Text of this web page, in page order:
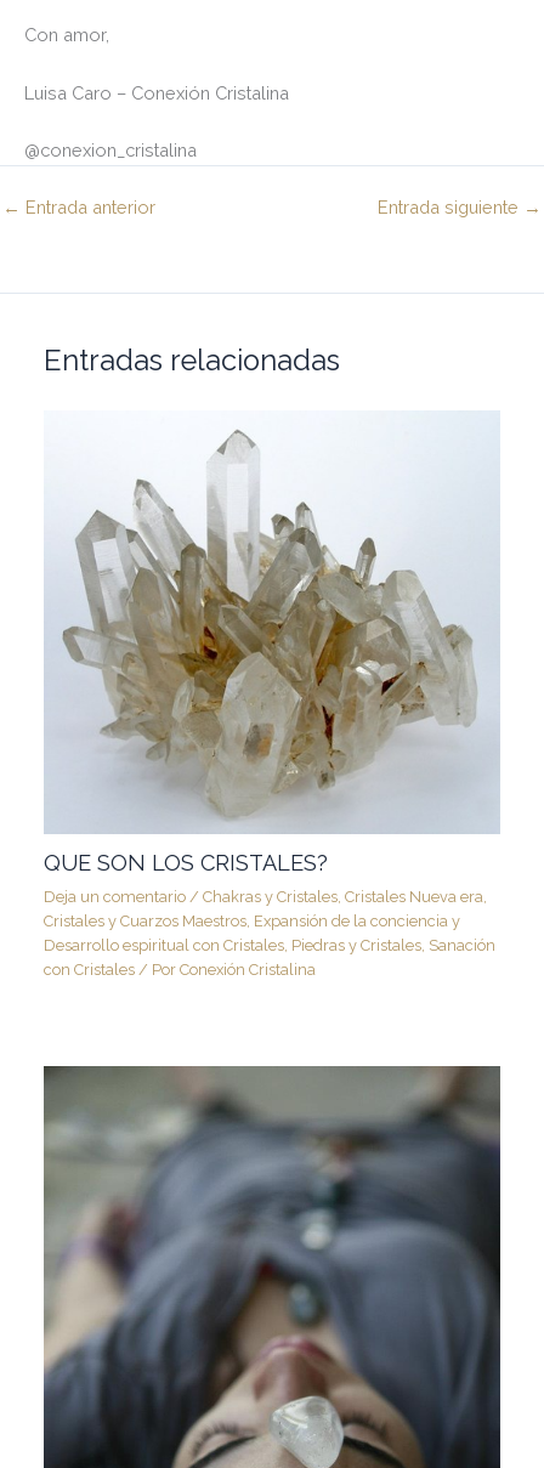
Con amor,
Luisa Caro – Conexión Cristalina
@conexion_cristalina
← Entrada anterior Entrada siguiente →
Entradas relacionadas
QUE SON LOS CRISTALES?
Deja un comentario /Chakras y Cristales ,Cristales Nueva era
Cristales y Cuarzos Maestros Expansión de la conciencia y
Desarrollo espiritual con Cristales Piedras y Cristales Sanación
con Cristales / PorConexión Cristalina